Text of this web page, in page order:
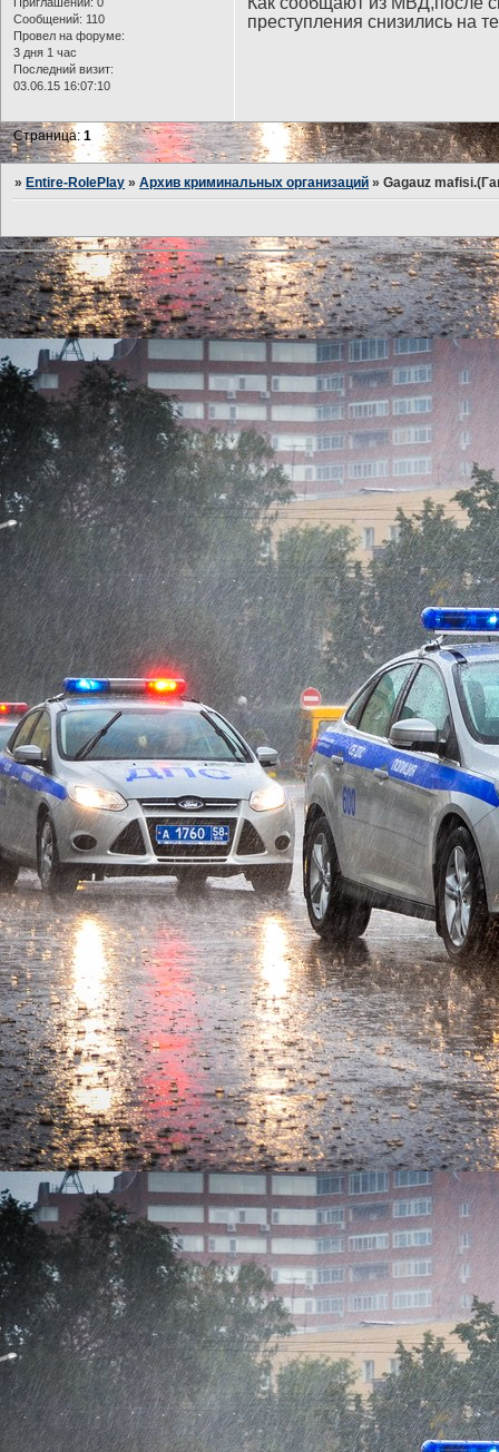
Сообщений: 110
Провел на форуме:
3 дня 1 час
Последний визит:
03.06.15 16:07:10
преступления снизились на
Страница:1
»Entire-RolePlay »Архив криминальных организаций »Gagauz